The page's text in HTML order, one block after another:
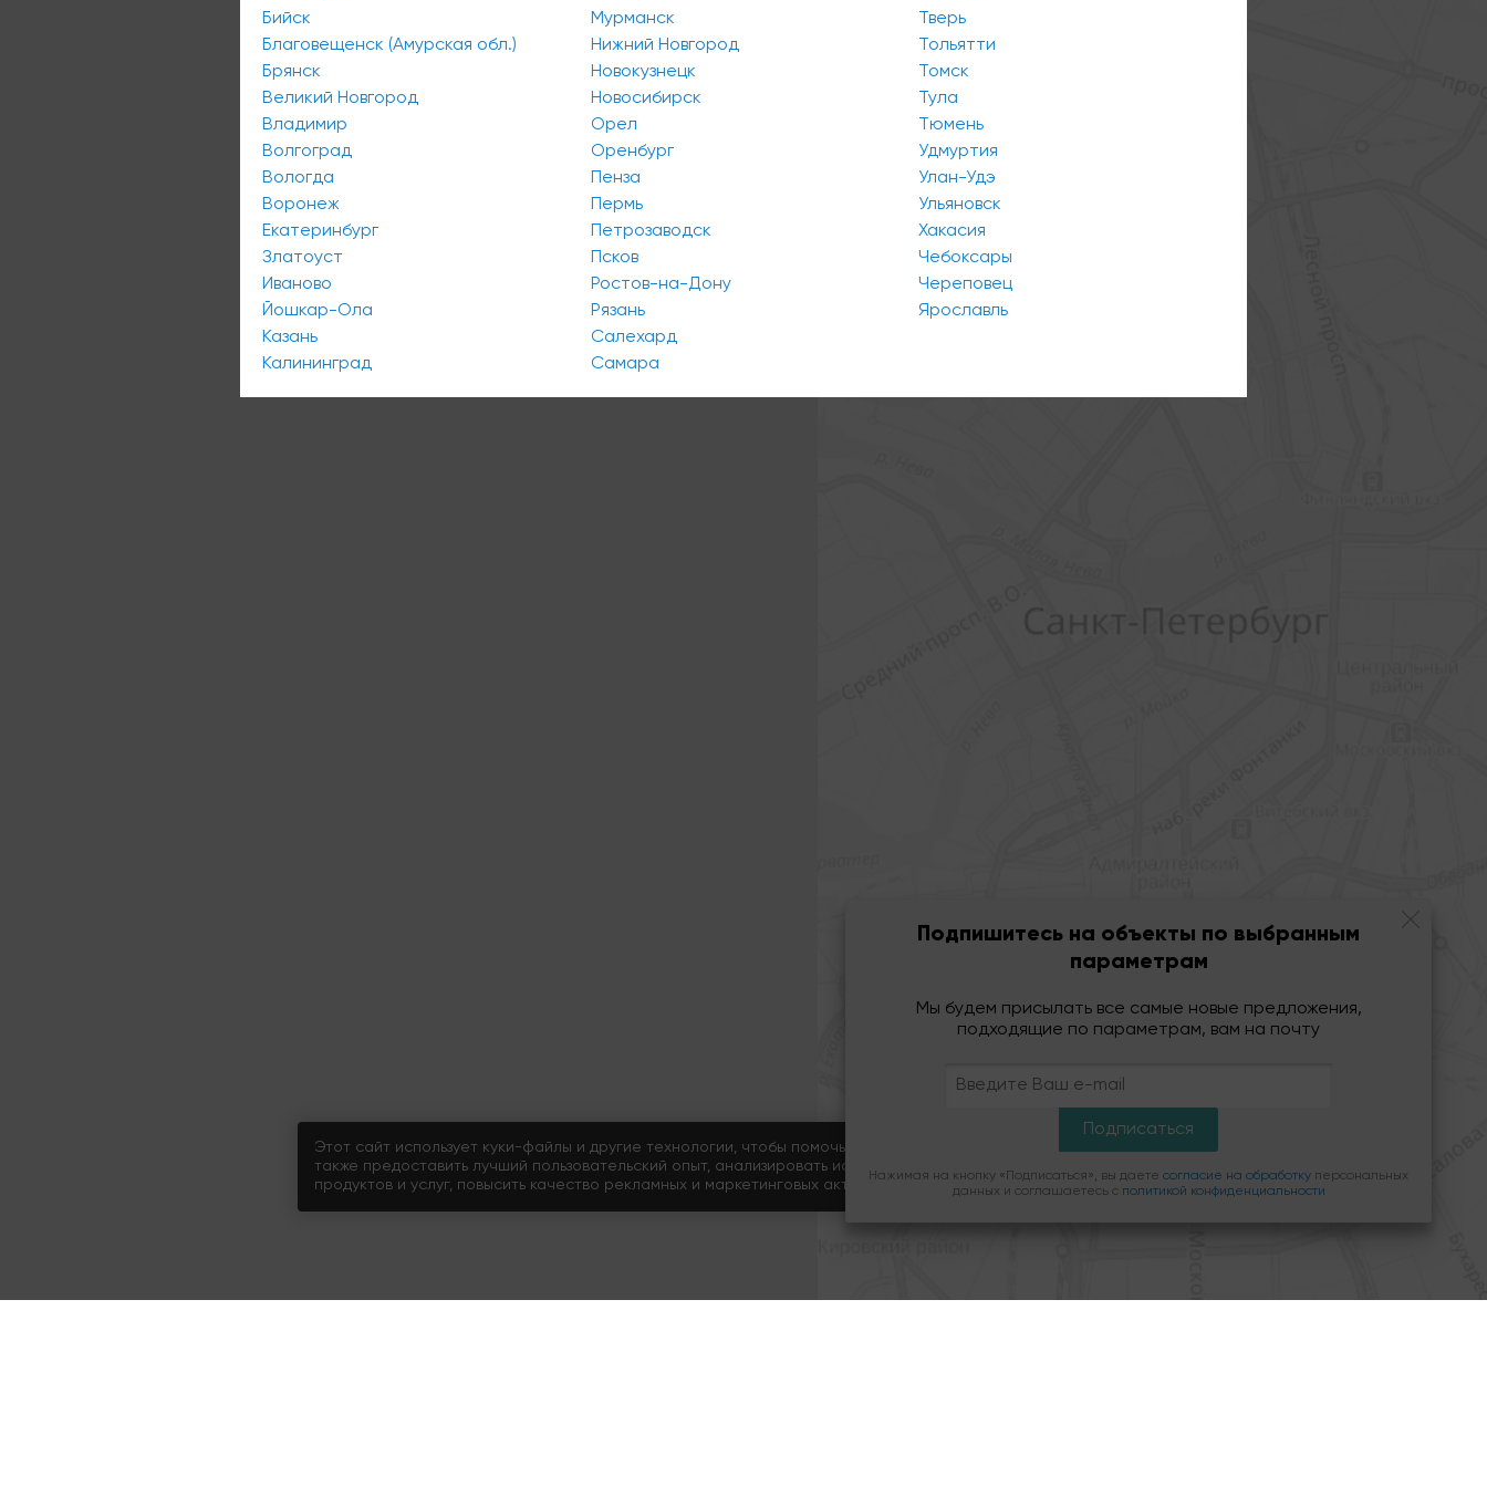
Этот сайт использует куки-файлы и другие технологии, чтобы помочь вам в навигации, а
также предоставить лучший пользовательский опыт, анализировать использование наших
продуктов и услуг, повысить качество рекламных и маркетинговых активностей.
Бийск
Благовещенск (Амурская обл.)
Брянск
Великий Новгород
Владимир
Волгоград
Вологда
Воронеж
Екатеринбург
Златоуст
Иваново
Йошкар-Ола
Казань
Калининград
Мурманск
Нижний Новгород
Новокузнецк
Новосибирск
Орел
Оренбург
Пенза
Пермь
Петрозаводск
Псков
Ростов-на-Дону
Рязань
Салехард
Самара
Тверь
Тольятти
Томск
Тула
Тюмень
Удмуртия
Улан-Удэ
Ульяновск
Хакасия
Чебоксары
Череповец
Ярославль
Подпишитесь на объекты по выбранным
параметрам
Мы будем присылать все самые новые предложения,
подходящие по параметрам, вам на почту
Нажимая на кнопку «Подписаться», вы даете согласие на обработку персональных
данных и соглашаетесь c политикой конфиденциальности